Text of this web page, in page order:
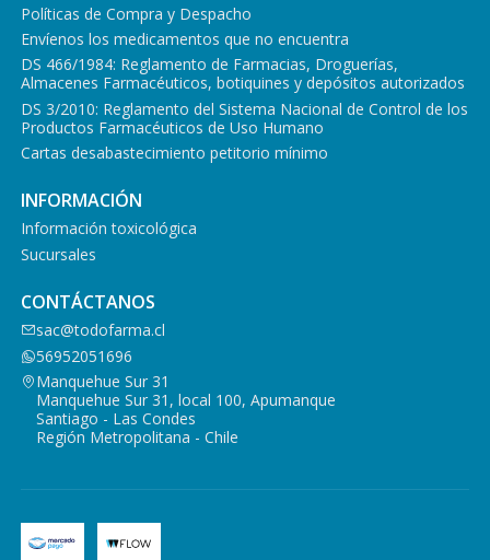
Políticas de Compra y Despacho
Envíenos los medicamentos que no encuentra
DS 466/1984: Reglamento de Farmacias, Droguerías,
Almacenes Farmacéuticos, botiquines y depósitos autorizados
DS 3/2010: Reglamento del Sistema Nacional de Control de los
Productos Farmacéuticos de Uso Humano
Cartas desabastecimiento petitorio mínimo
INFORMACIÓN
Información toxicológica
Sucursales
CONTÁCTANOS
sac@todofarma.cl
56952051696
Manquehue Sur 31
Manquehue Sur 31, local 100, Apumanque
Santiago - Las Condes
Región Metropolitana - Chile